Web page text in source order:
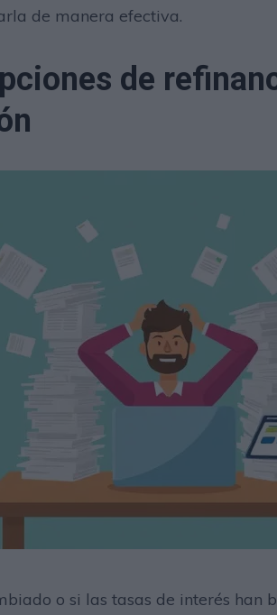
de manera efectiva.
de
o si las tasas de interés han